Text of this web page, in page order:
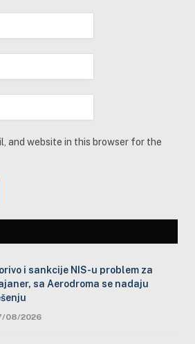
and website in this browser for the
i sankcije NIS-u problem za
sa Aerodroma se nadaju
08/2026